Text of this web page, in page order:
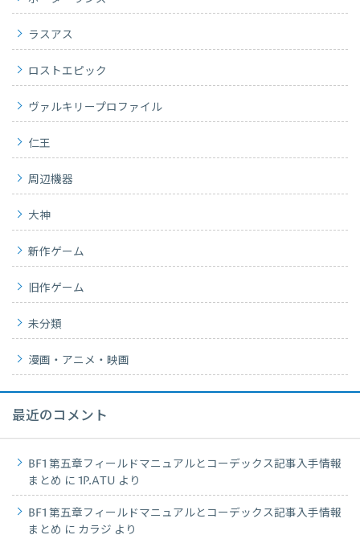
ラスアス
ロストエピック
ヴァルキリープロファイル
仁王
周辺機器
大神
新作ゲーム
旧作ゲーム
未分類
漫画・アニメ・映画
最近のコメント
BF1 第五章フィールドマニュアルとコーデックス記事入手情報
まとめ に 1P.ATU より
BF1 第五章フィールドマニュアルとコーデックス記事入手情報
まとめ に カラジ より